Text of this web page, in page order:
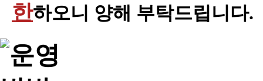
한하오니 양해 부탁드립니다.